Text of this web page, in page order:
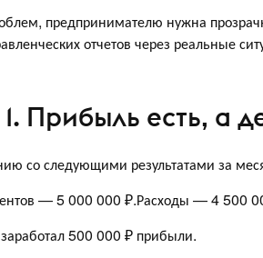
предпринимателю нужна
отчетов через реальные
Прибыль есть, а
со следующими результатами за
— 5 000 000 ₽.Расходы — 4 500
500 000 ₽ прибыли.